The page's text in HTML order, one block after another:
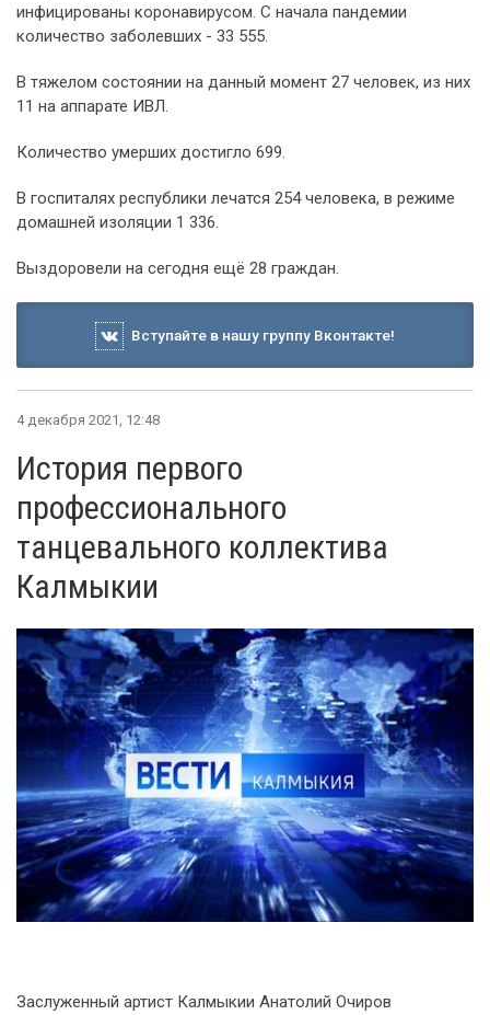
инфицированы коронавирусом. С начала пандемии
количество заболевших - 33 555.
В тяжелом состоянии на данный момент 27 человек, из них
11 на аппарате ИВЛ.
Количество умерших достигло 699.
В госпиталях республики лечатся 254 человека, в режиме
домашней изоляции 1 336.
Выздоровели на сегодня ещё 28 граждан.
Вступайте в нашу группу Вконтакте!
4 декабря 2021, 12:48
История первого
профессионального
танцевального коллектива
Калмыкии
Заслуженный артист Калмыкии Анатолий Очиров